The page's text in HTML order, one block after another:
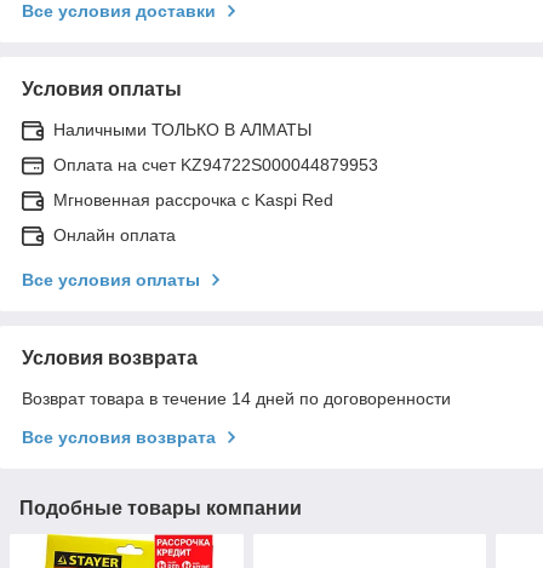
Все условия доставки
Условия оплаты
Наличными ТОЛЬКО В АЛМАТЫ
Оплата на счет KZ94722S000044879953
Мгновенная рассрочка с Kaspi Red
Онлайн оплата
Все условия оплаты
Условия возврата
Возврат товара в течение 14 дней по договоренности
Все условия возврата
Подобные товары компании